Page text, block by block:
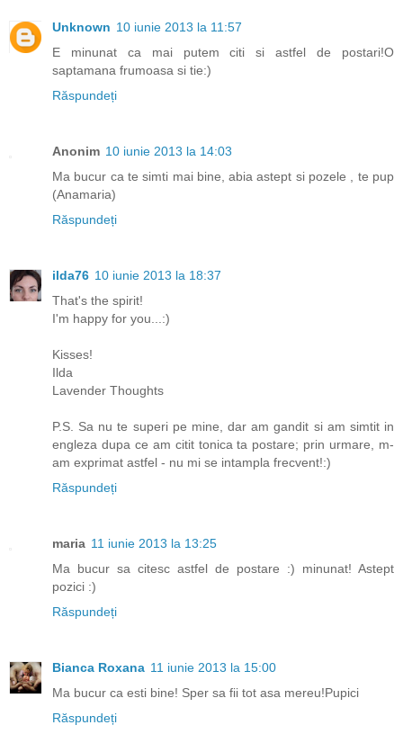
Unknown 10 iunie 2013 la 11:57
E minunat ca mai putem citi si astfel de postari!O
saptamana frumoasa si tie:)
Răspundeți
Anonim 10 iunie 2013 la 14:03
Ma bucur ca te simti mai bine, abia astept si pozele , te pup
(Anamaria)
Răspundeți
ilda76 10 iunie 2013 la 18:37
That's the spirit!
I'm happy for you...:)
Kisses!
Ilda
Lavender Thoughts
P.S. Sa nu te superi pe mine, dar am gandit si am simtit in
engleza dupa ce am citit tonica ta postare; prin urmare, m-
am exprimat astfel - nu mi se intampla frecvent!:)
Răspundeți
maria 11 iunie 2013 la 13:25
Ma bucur sa citesc astfel de postare :) minunat! Astept
pozici :)
Răspundeți
Bianca Roxana 11 iunie 2013 la 15:00
Ma bucur ca esti bine! Sper sa fii tot asa mereu!Pupici
Răspundeți